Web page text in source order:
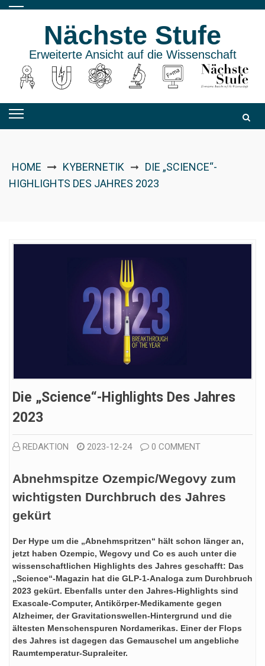
Skip
Nächste Stufe
Erweiterte Ansicht auf die Wissenschaft
HOME KYBERNETIK ➞ DIE „SCIENCE“-
HIGHLIGHTS DES JAHRES 2023
Die „Science“-Highlights Des Jahres
2023
REDAKTION 2023-12-24 0 COMMENT
Abnehmspitze Ozempic/Wegovy zum
wichtigsten Durchbruch des Jahres
gekürt
Der Hype um die „Abnehmspritzen“ hält schon länger an,
jetzt haben Ozempic, Wegovy und Co es auch unter die
wissenschaftlichen Highlights des Jahres geschafft: Das
„Science“-Magazin hat die GLP-1-Analoga zum Durchbruch
2023 gekürt. Ebenfalls unter den Jahres-Highlights sind
Exascale-Computer, Antikörper-Medikamente gegen
Alzheimer, der Gravitationswellen-Hintergrund und die
ältesten Menschenspuren Nordamerikas. Einer der Flops
des Jahres ist dagegen das Gemauschel um angebliche
Raumtemperatur-Supraleiter.